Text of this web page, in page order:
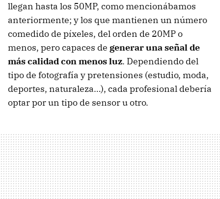
llegan hasta los 50MP, como mencionábamos
anteriormente; y los que mantienen un número
comedido de píxeles, del orden de 20MP o
menos, pero capaces de generar una señal de
más calidad con menos luz. Dependiendo del
tipo de fotografía y pretensiones (estudio, moda,
deportes, naturaleza…), cada profesional debería
optar por un tipo de sensor u otro.